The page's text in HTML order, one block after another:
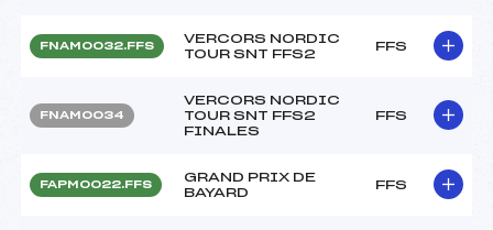
FNAM0032.FFS
VERCORS NORDIC
TOUR SNT FFS2
FFS
FNAM0034
VERCORS NORDIC
TOUR SNT FFS2
FINALES
FFS
FAPM0022.FFS
GRAND PRIX DE
BAYARD
FFS